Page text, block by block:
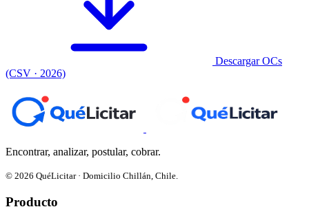
Descargar OCs
(CSV · 2026)
Encontrar, analizar, postular, cobrar.
© 2026 QuéLicitar · Domicilio Chillán, Chile.
Producto